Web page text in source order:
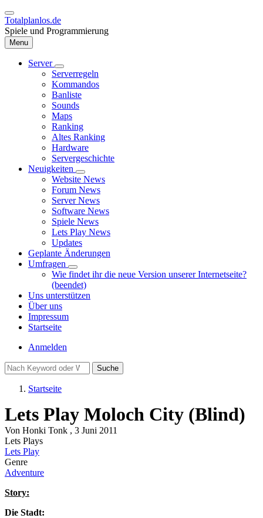
Direkt
zum
Inhalt
Totalplanlos.de
Spiele und Programmierung
Menu
Hauptnavigation
Server
Unternavigation
von
Server
Serverregeln
Kommandos
Banliste
Sounds
Maps
Ranking
Altes Ranking
Hardware
Servergeschichte
Neuigkeiten
Unternavigation
von
Neuigkeiten
Website News
Forum News
Server News
Software News
Spiele News
Lets Play News
Updates
Geplante Änderungen
Umfragen
Unternavigation
von
Umfragen
Wie findet ihr die neue Version unserer Internetseite?
(beendet)
Uns unterstützen
Über uns
Impressum
Startseite
Benutzermenü
Anmelden
Suche
Startseite
Lets Play Moloch City (Blind)
Von Honki Tonk , 3 Juni 2011
Lets Plays
Lets Play
Genre
Adventure
Story:
Die Stadt: